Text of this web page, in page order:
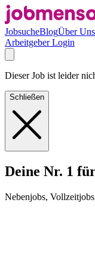
JobsucheBlogÜber Uns
Arbeitgeber Login
Dieser Job ist leider
Schließen
Deine Nr. 1
Nebenjobs,